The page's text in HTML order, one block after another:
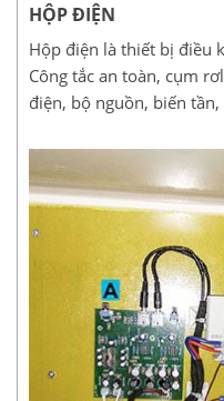
HỘP ĐIỆN
Hộp điện là thiết bị điều
Công tắc an toàn, cụm
điện, bộ nguồn, biến tần,